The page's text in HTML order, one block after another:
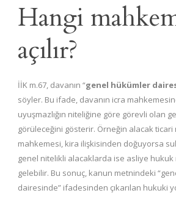
Hangi
açılır?
İİK m.67, davanın “genel hükümler
söyler. Bu ifade, davanın icra
uyuşmazlığın niteliğine göre görevli olan
görüleceğini gösterir. Örneğin alacak
mahkemesi, kira ilişkisinden doğuyorsa
genel nitelikli alacaklarda ise asliye
gelebilir. Bu sonuç, kanun metnindeki
dairesinde” ifadesinden çıkarılan hukuki